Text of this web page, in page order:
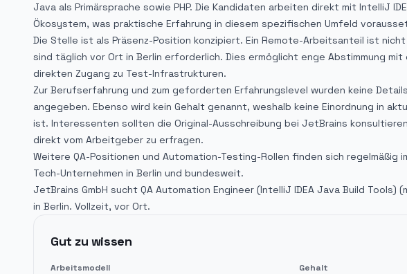
Java als Primärsprache sowie PHP. Die Kandidaten arbeiten direkt mit IntelliJ
Ökosystem, was praktische Erfahrung in diesem spezifischen Umfeld
Die Stelle ist als Präsenz-Position konzipiert. Ein Remote-Arbeitsanteil ist
sind täglich vor Ort in Berlin erforderlich. Dies ermöglicht enge Abstimmung mit
direkten Zugang zu Test-Infrastrukturen.
Zur Berufserfahrung und zum geforderten Erfahrungslevel wurden keine
angegeben. Ebenso wird kein Gehalt genannt, weshalb keine Einordnung in
ist. Interessenten sollten die Original-Ausschreibung bei JetBrains
direkt vom Arbeitgeber zu erfragen.
Weitere QA-Positionen und Automation-Testing-Rollen finden sich regelmäßig
Tech-Unternehmen in Berlin und bundesweit.
JetBrains GmbH sucht QA Automation Engineer (IntelliJ IDEA Java Build Tools)
in Berlin. Vollzeit, vor Ort.
Gut zu wissen
Arbeitsmodell Gehalt